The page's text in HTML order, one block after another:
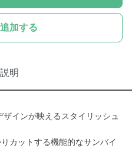
加する
明
インが映えるスタイリッシュ
カットする機能的なサンバイ